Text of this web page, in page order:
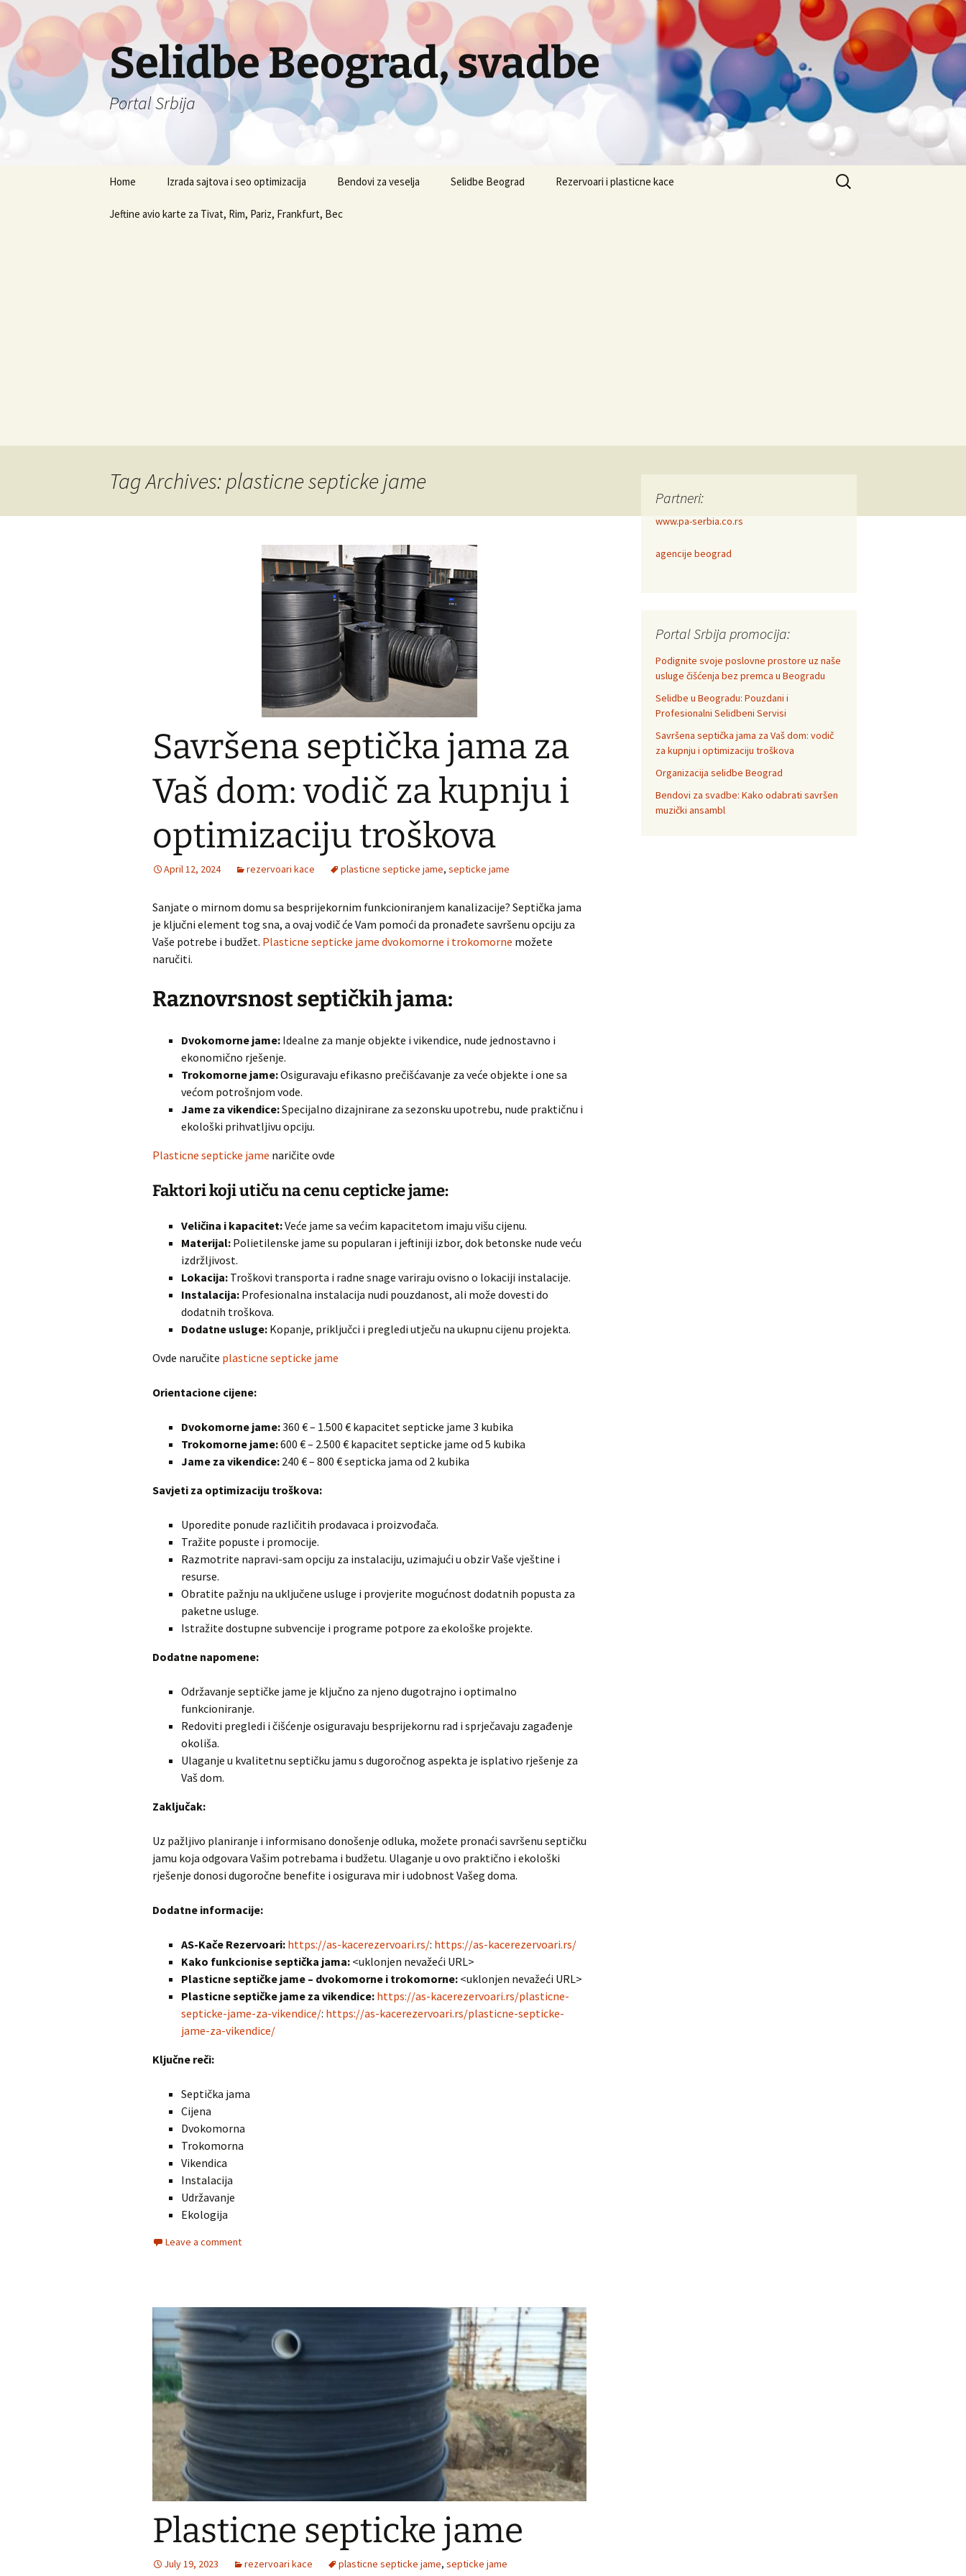
Selidbe Beograd, svadbe
Portal Srbija
content
Home Izrada sajtova i seo optimizacija Bendovi za veselja Selidbe Beograd Rezervoari i plasticne kace
Jeftine avio karte za Tivat, Rim, Pariz, Frankfurt, Bec
Search
for:
Tag Archives: plasticne septicke jame
Savršena septička jama za
Vaš dom: vodič za kupnju i
optimizaciju troškova
April 12, 2024 rezervoari kace plasticne septicke jame, septicke jame
Sanjate o mirnom domu sa besprijekornim funkcioniranjem kanalizacije? Septička jama
je ključni element tog sna, a ovaj vodič će Vam pomoći da pronađete savršenu opciju za
Vaše potrebe i budžet. Plasticne septicke jame dvokomorne i trokomorne možete
naručiti.
Raznovrsnost septičkih jama:
Dvokomorne jame: Idealne za manje objekte i vikendice, nude jednostavno i
ekonomično rješenje.
Trokomorne jame:Osiguravaju efikasno prečišćavanje za veće objekte i one sa
većom potrošnjom vode.
Jame za vikendice:Specijalno dizajnirane za sezonsku upotrebu, nude praktičnu i
ekološki prihvatljivu opciju.
Plasticne septicke jame naričite ovde
Faktori koji utiču na cenu cepticke jame:
Veličina i kapacitet:Veće jame sa većim kapacitetom imaju višu cijenu.
Materijal: Polietilenske jame su popularan i jeftiniji izbor, dok betonske nude veću
izdržljivost.
Lokacija: Troškovi transporta i radne snage variraju ovisno o lokaciji instalacije.
Instalacija: Profesionalna instalacija nudi pouzdanost, ali može dovesti do
dodatnih troškova.
Dodatne usluge: Kopanje, priključci i pregledi utječu na ukupnu cijenu projekta.
Ovde naručite plasticne septicke jame
Orientacione cijene:
Dvokomorne jame:360 € – 1.500 € kapacitet septicke jame 3 kubika
Trokomorne jame:600 € – 2.500 € kapacitet septicke jame od 5 kubika
Jame za vikendice: 240 € – 800 € septicka jama od 2 kubika
Savjeti za optimizaciju troškova:
Uporedite ponude različitih prodavaca i proizvođača.
Tražite popuste i promocije.
Razmotrite napravi-sam opciju za instalaciju, uzimajući u obzir Vaše vještine i
resurse.
Obratite pažnju na uključene usluge i provjerite mogućnost dodatnih popusta za
paketne usluge.
Istražite dostupne subvencije i programe potpore za ekološke projekte.
Dodatne napomene:
Održavanje septičke jame je ključno za njeno dugotrajno i optimalno
funkcioniranje.
Redoviti pregledi i čišćenje osiguravaju besprijekornu rad i sprječavaju zagađenje
okoliša.
Ulaganje u kvalitetnu septičku jamu s dugoročnog aspekta je isplativo rješenje za
Vaš dom.
Zaključak:
Uz pažljivo planiranje i informisano donošenje odluka, možete pronaći savršenu septičku
jamu koja odgovara Vašim potrebama i budžetu. Ulaganje u ovo praktično i ekološki
rješenje donosi dugoročne benefite i osigurava mir i udobnost Vašeg doma.
Dodatne informacije:
AS-Kače Rezervoari: https://as-kacerezervoari.rs/: https://as-kacerezervoari.rs/
Kako funkcionise septička jama: <uklonjen nevažeći URL>
Plasticne septičke jame – dvokomorne i trokomorne: <uklonjen nevažeći URL>
Plasticne septičke jame za vikendice: https://as-kacerezervoari.rs/plasticne-
septicke-jame-za-vikendice/: https://as-kacerezervoari.rs/plasticne-septicke-
jame-za-vikendice/
Ključne reči:
Septička jama
Cijena
Dvokomorna
Trokomorna
Vikendica
Instalacija
Udržavanje
Ekologija
Leave a comment
Plasticne septicke jame
July 19, 2023 rezervoari kace plasticne septicke jame, septicke jame
Partneri:
www.pa-serbia.co.rs
agencije beograd
Portal Srbija promocija:
Podignite svoje poslovne prostore uz naše
usluge čišćenja bez premca u Beogradu
Selidbe u Beogradu: Pouzdani i
Profesionalni Selidbeni Servisi
Savršena septička jama za Vaš dom: vodič
za kupnju i optimizaciju troškova
Organizacija selidbe Beograd
Bendovi za svadbe: Kako odabrati savršen
muzički ansambl